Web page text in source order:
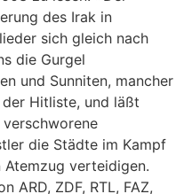
des Irak in
sich gleich nach
die Gurgel
und Sunniten, mancher
Hitliste, und läßt
die Städte im Kampf
verteidigen.
ARD, ZDF, RTL, FAZ,